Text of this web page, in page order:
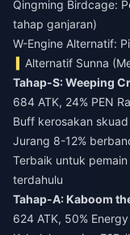
Qingming Birdcage:
tahap ganjaran)
W-Engine Alternatif:
Alternatif Sunna
Tahap-S: Weeping
684 ATK, 24% PEN
Buff kerosakan skuad
Jurang 8-12%
Terbaik untuk
terdahulu
Tahap-A: Kaboom
624 ATK, 50%